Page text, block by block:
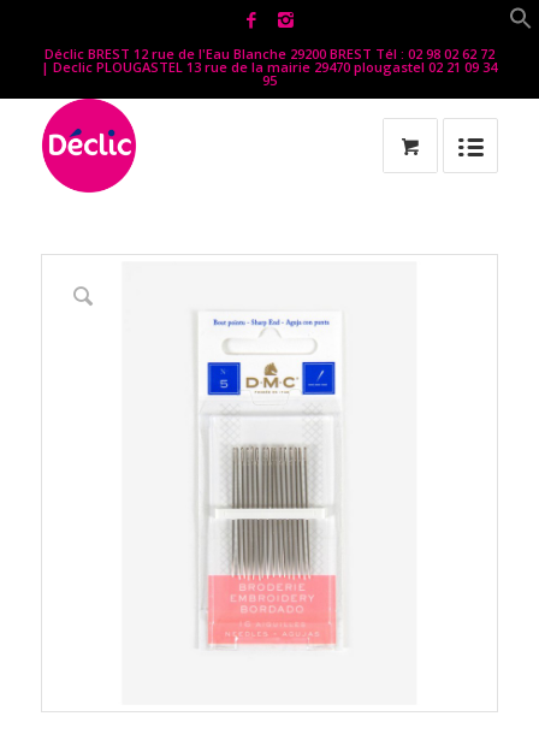
Déclic BREST 12 rue de l'Eau Blanche 29200 BREST Tél : 02 98 02 62 72
| Declic PLOUGASTEL 13 rue de la mairie 29470 plougastel 02 21 09 34
95